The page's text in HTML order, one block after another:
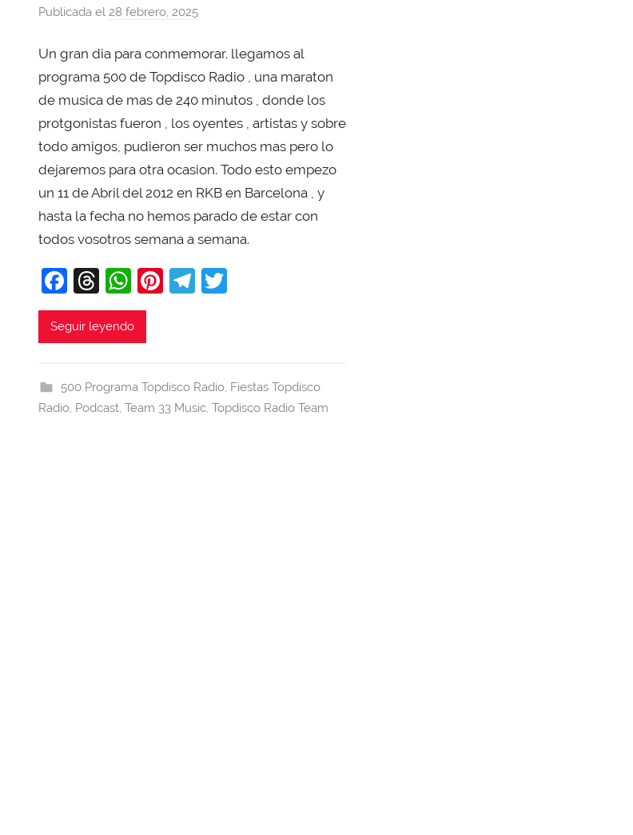
Publicada el 28 febrero, 2025
r
X
a
o
b
a
j
Un gran dia para conmemorar. llegamos al
programa 500 de Topdisco Radio , una maraton
de musica de mas de 240 minutos , donde los
protgonistas fueron , los oyentes , artistas y sobre
todo amigos, pudieron ser muchos mas pero lo
dejaremos para otra ocasion. Todo esto empezo
un 11 de Abril del 2012 en RKB en Barcelona , y
hasta la fecha no hemos parado de estar con
todos vosotros semana a semana.
F
a
c
b
o
T
hr
e
d
s
W
h
at
A
p
Pi
st
T
a
m
Seguir leyendo
500 Programa Topdisco Radio, Fiestas Topdisco
Radio, Podcast, Team 33 Music, Topdisco Radio Team